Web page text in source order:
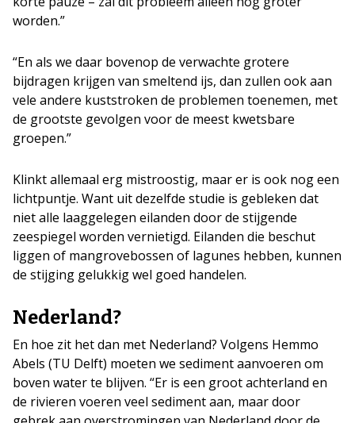
worden.”
“En als we daar bovenop de verwachte grotere
bijdragen krijgen van smeltend ijs, dan zullen ook aan
vele andere kuststroken de problemen toenemen, met
de grootste gevolgen voor de meest kwetsbare
groepen.”
Klinkt allemaal erg mistroostig, maar er is ook nog een
lichtpuntje. Want uit dezelfde studie is gebleken dat
niet alle laaggelegen eilanden door de stijgende
zeespiegel worden vernietigd. Eilanden die beschut
liggen of mangrovebossen of lagunes hebben, kunnen
de stijging gelukkig wel goed handelen.
Nederland?
En hoe zit het dan met Nederland? Volgens Hemmo
Abels (TU Delft) moeten we sediment aanvoeren om
boven water te blijven. “Er is een groot achterland en
de rivieren voeren veel sediment aan, maar door